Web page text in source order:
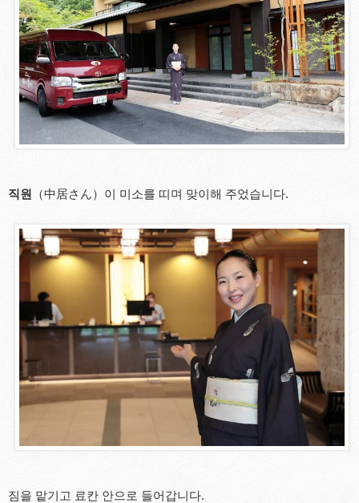
직원 （中居さん）이 미소를 띠며 맞이해 주었습니다.
짐을 맡기고 료칸 안으로 들어갑니다.